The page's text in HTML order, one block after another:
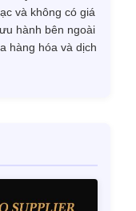
và không có giá
hành bên ngoài
hàng hóa và dịch